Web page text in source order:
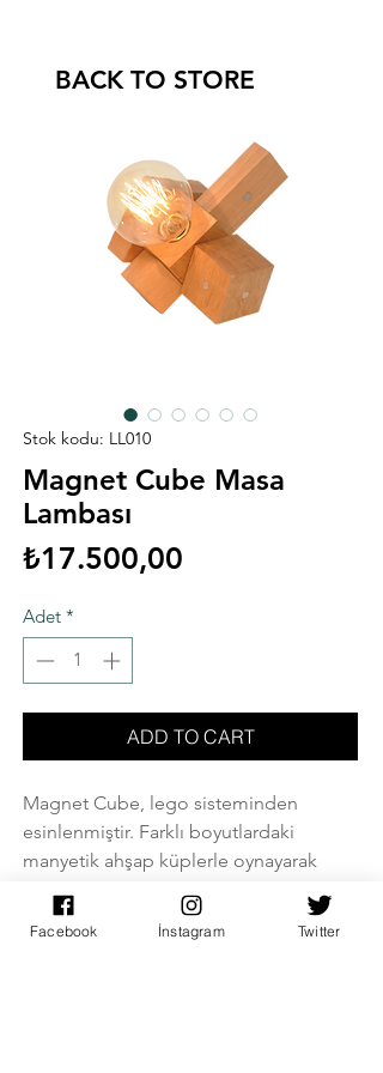
Stok kodu: LL010
Magnet Cube Masa
Lambası
₺17.500,00
Adet *
ADD TO CART
Magnet Cube, lego sisteminden
esinlenmiştir. Farklı boyutlardaki
manyetik ahşap küplerle oynayarak
yaratabilirsiniz.
Manyetik küpler sayesinde, yeterli
BACK TO STORE
Facebook İnstagram Twitter